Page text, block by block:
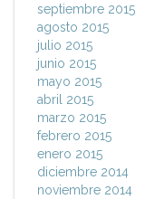
septiembre 2015
agosto 2015
julio 2015
junio 2015
mayo 2015
abril 2015
marzo 2015
febrero 2015
enero 2015
diciembre 2014
noviembre 2014